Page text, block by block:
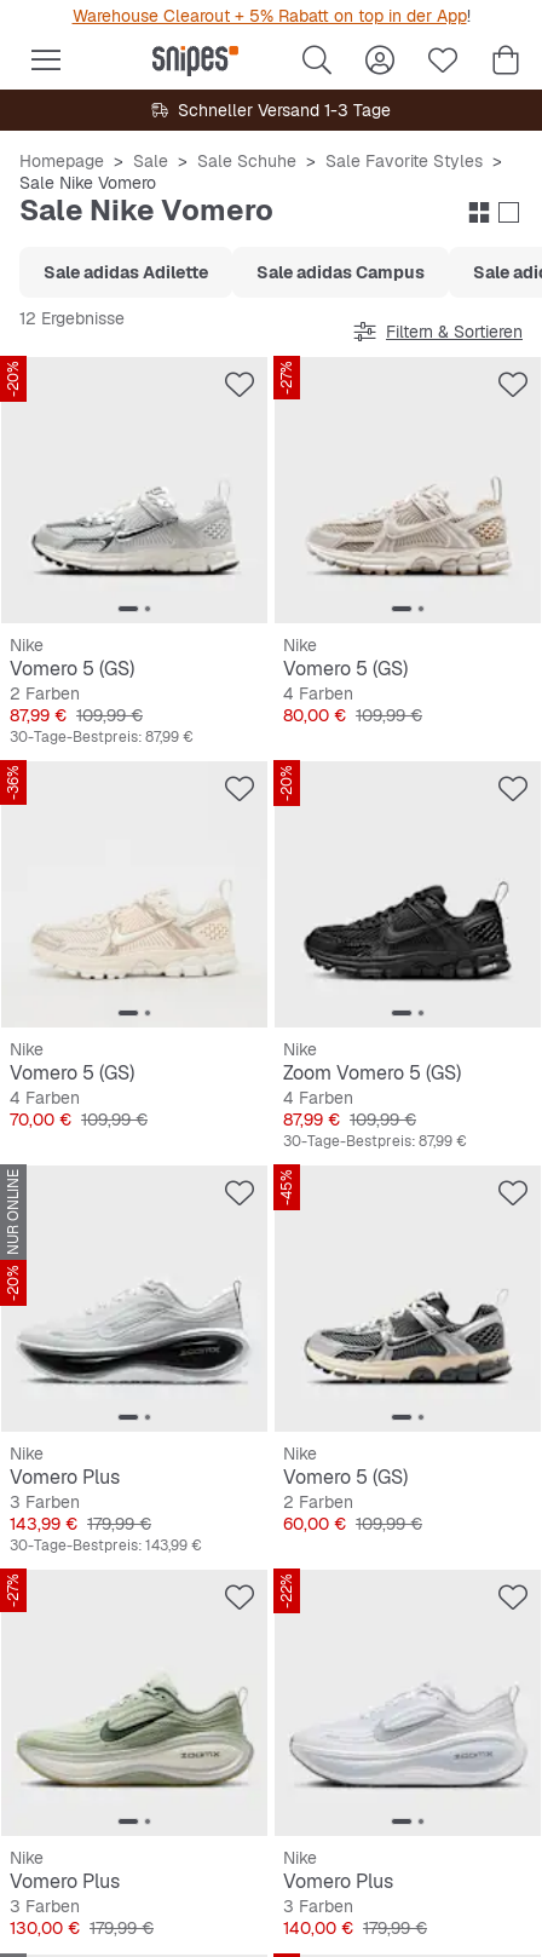
Warehouse Clearout + 5% Rabatt on top in der App!
Schneller Versand 1-3 Tage
Homepage Sale Sale Schuhe
Sale Favorite Styles
Sale Nike Vomero
Sale Nike Vomero
Sale adidas Adilette Sale adidas Campus Sale
12 Ergebnisse
Filtern & Sortieren
-20%
Nike
Vomero 5 (GS)
2 Farben
Preis
87,99 € Originalpreis
109,99 €
30-Tage-Bestpreis:87,99 €
-27%
Nike
Vomero 5 (GS)
4 Farben
Preis
80,00 € Originalpreis
109,99 €
-36%
Nike
Vomero 5 (GS)
4 Farben
Preis
70,00 € Originalpreis
109,99 €
-20%
Nike
Zoom Vomero 5 (GS)
4 Farben
Preis
87,99 € Originalpreis
109,99 €
30-Tage-Bestpreis:87,99 €
NUR ONLINE
-20%
Nike
Vomero Plus
3 Farben
Preis
143,99 € Originalpreis
179,99 €
30-Tage-Bestpreis:143,99 €
-45%
Nike
Vomero 5 (GS)
2 Farben
Preis
60,00 € Originalpreis
109,99 €
-27%
Nike
Vomero Plus
3 Farben
Preis
130,00 € Originalpreis
179,99 €
-22%
Nike
Vomero Plus
3 Farben
Preis
140,00 € Originalpreis
179,99 €